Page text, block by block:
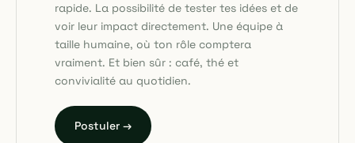
rapide. La possibilité de tester tes idées et de
voir leur impact directement. Une équipe à
taille humaine, où ton rôle comptera
vraiment. Et bien sûr : café, thé et
convivialité au quotidien.
Postuler →